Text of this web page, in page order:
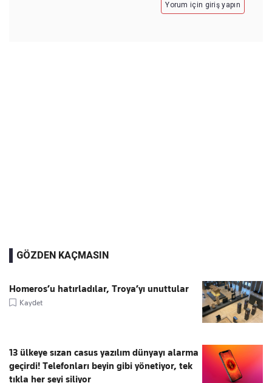
Yorum için giriş yapın
GÖZDEN KAÇMASIN
Homeros’u hatırladılar, Troya’yı unuttular
Kaydet
13 ülkeye sızan casus yazılım dünyayı alarma
geçirdi! Telefonları beyin gibi yönetiyor, tek
tıkla her şeyi siliyor